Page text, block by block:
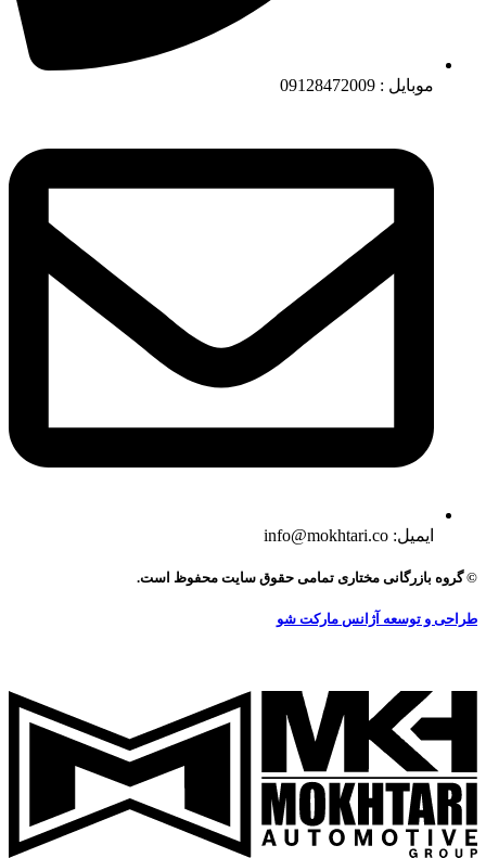
موبایل : 09128472009
ایمیل: info@mokhtari.co
© گروه بازرگانی مختاری تمامی حقوق سایت محفوظ است.
طراحی و توسعه آژانس مارکت شو